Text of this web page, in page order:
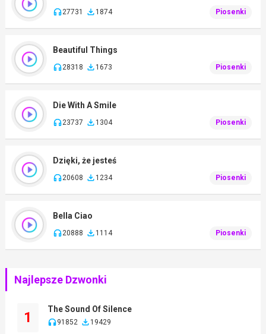
27731 1874 Piosenki
Beautiful Things
28318 1673 Piosenki
Die With A Smile
23737 1304 Piosenki
Dzięki, że jesteś
20608 1234 Piosenki
Bella Ciao
20888 1114 Piosenki
Najlepsze Dzwonki
1
The Sound Of Silence
91852 19429